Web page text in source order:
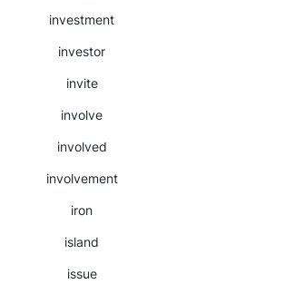
investment
investor
invite
involve
involved
involvement
iron
island
issue